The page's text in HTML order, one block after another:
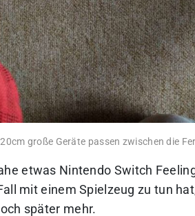
große Geräte passen zwischen die
etwas Nintendo Switch
mit einem Spielzeug zu tun
später mehr.